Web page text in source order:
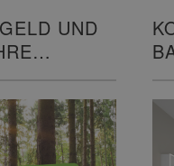
UND